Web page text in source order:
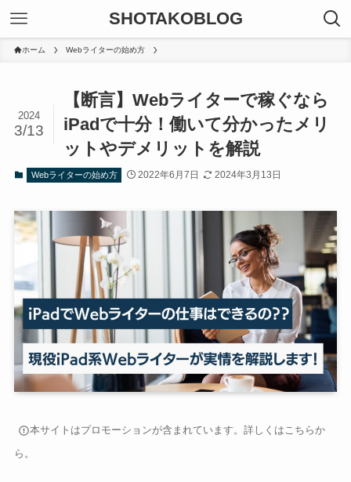
SHOTAKOBLOG
ホーム Webライターの始め方
【断言】Webライターで稼ぐなら
iPadで十分！働いて分かったメリ
ットやデメリットを解説
2024
3/13
Webライターの始め方 2022年6月7日 2024年3月13日
本サイトはプロモーションが含まれています。詳しくは こちらか
ら。